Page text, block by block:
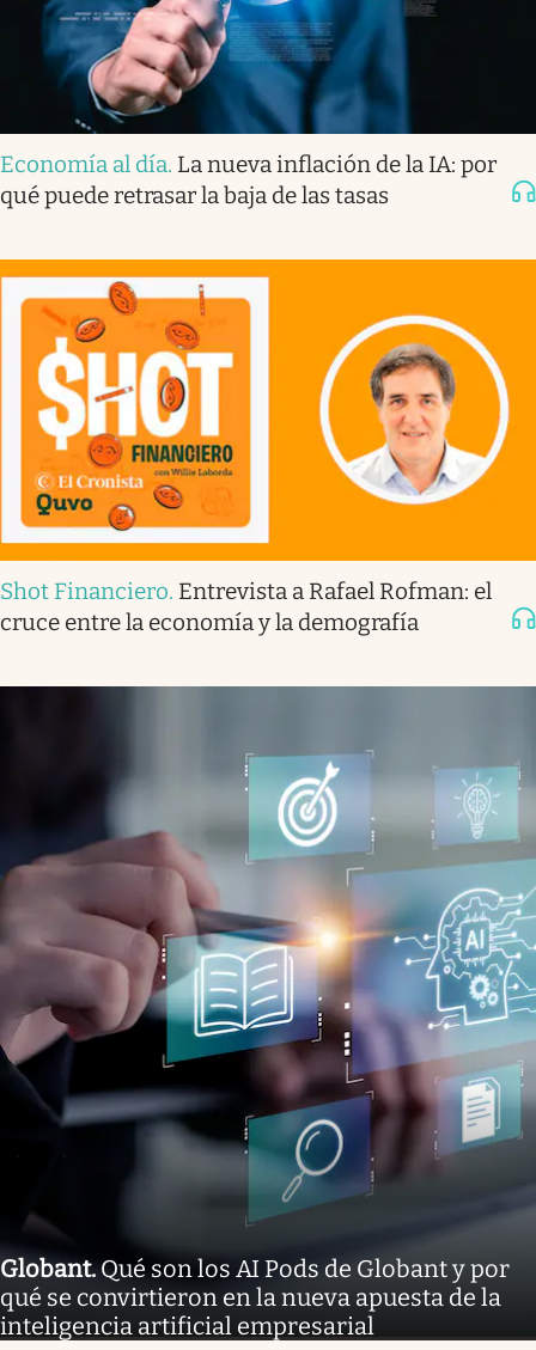
Economía al día. La nueva inflación de la IA: por
qué puede retrasar la baja de las tasas
Shot Financiero. Entrevista a Rafael Rofman: el
cruce entre la economía y la demografía
Globant.Qué son los AI Pods de Globant y por
qué se convirtieron en la nueva apuesta de la
inteligencia artificial empresarial